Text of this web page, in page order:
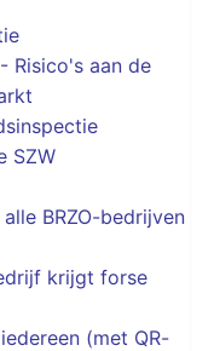
Risico's aan de
SZW
BRZO-bedrijven
krijgt forse
(met QR-